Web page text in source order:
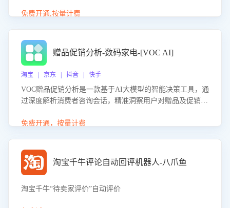
应延迟、竞品价格冲击等。系统自动输出可落地的挽回策
免费开通,按量计费
赠品促销分析-数码家电-[VOC AI]
淘宝 | 京东 | 抖音 | 快手
VOC赠品促销分析是一款基于AI大模型的智能决策工具，通
过深度解析消费者咨询会话，精准洞察用户对赠品及促销政
销诉求，帮助企业制定个性化赠品组合策略，优化资源投放
免费开通，按量计费
淘宝千牛评论自动回评机器人-八爪鱼
淘宝千牛“待卖家评价”自动评价